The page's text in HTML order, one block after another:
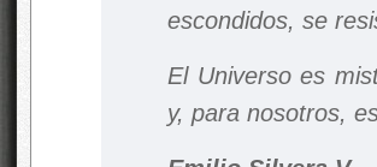
escondidos, se
El Universo es
y, para nosotros,